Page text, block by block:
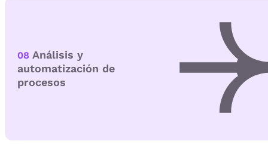
08 Análisis y
automatización de
procesos